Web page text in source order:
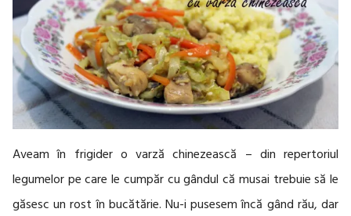
Aveam în frigider o varză chinezească – din repertoriul
legumelor pe care le cumpăr cu gândul că musai trebuie să le
găsesc un rost în bucătărie. Nu-i pusesem încă gând rău, dar